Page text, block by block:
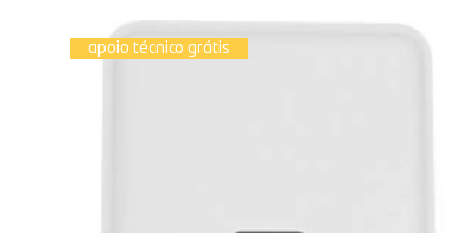
apoio técnico grátis